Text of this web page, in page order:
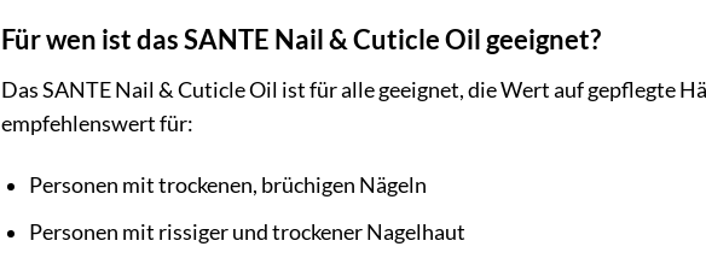
Für wen ist das SANTE Nail & Cuticle Oil geeignet?
Das SANTE Nail & Cuticle Oil ist für alle geeignet, die Wert auf gepflegte
empfehlenswert für:
Personen mit trockenen, brüchigen Nägeln
Personen mit rissiger und trockener Nagelhaut